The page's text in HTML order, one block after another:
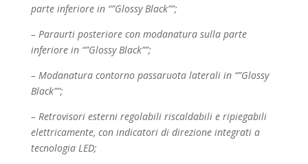
parte inferiore in “”Glossy Black””;
– Paraurti posteriore con modanatura sulla parte
inferiore in “”Glossy Black””;
– Modanatura contorno passaruota laterali in “”Glossy
Black””;
– Retrovisori esterni regolabili riscaldabili e ripiegabili
elettricamente, con indicatori di direzioneintegrati a
tecnologia LED;